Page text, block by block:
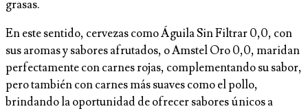
grasas.
En este sentido, cervezas como Águila Sin Filtrar 0,0, con
sus aromas y sabores afrutados, o Amstel Oro 0,0, maridan
perfectamente con carnes rojas, complementando su sabor,
pero también con carnes más suaves como el pollo,
brindando la oportunidad de ofrecer sabores únicos a